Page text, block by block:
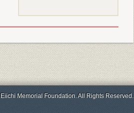
Memorial Foundation. All Rights Reserved.